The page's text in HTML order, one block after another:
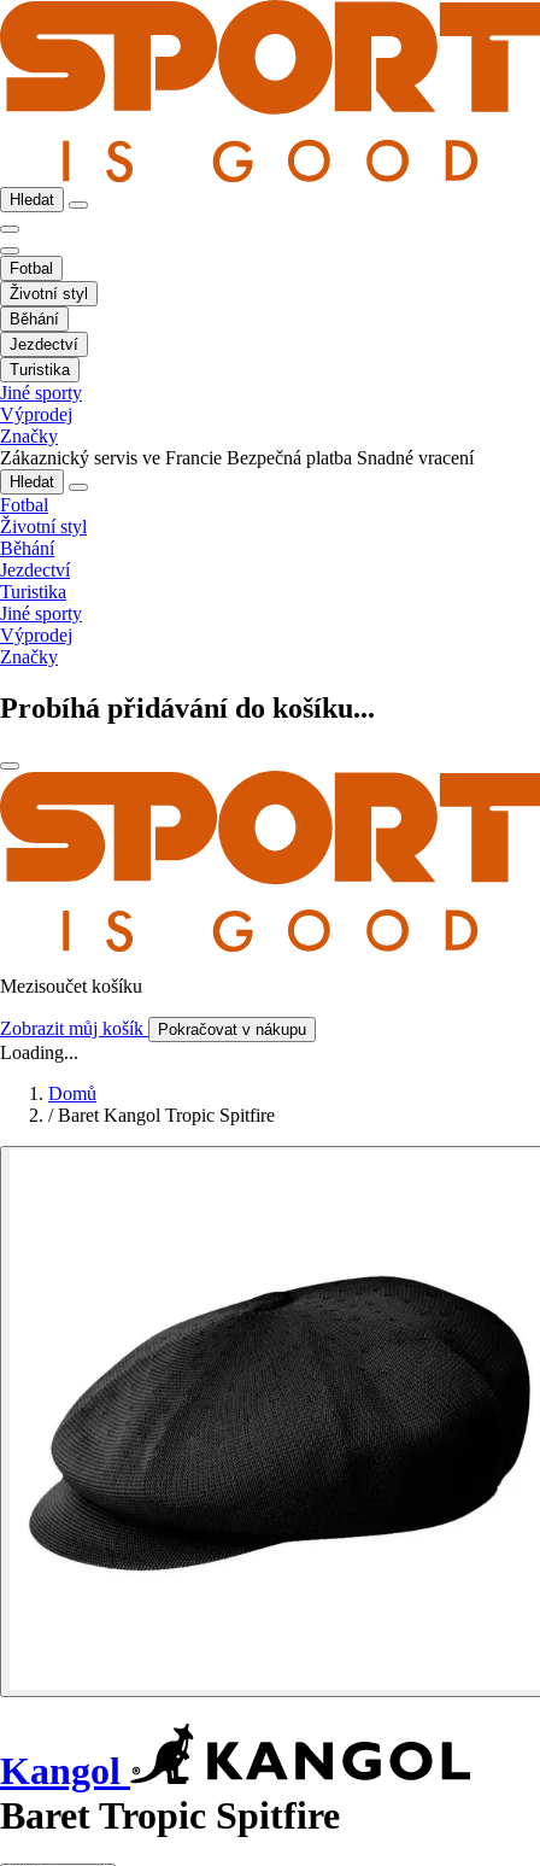
Hledat
Fotbal
Životní styl
Běhání
Jezdectví
Turistika
Jiné sporty
Výprodej
Značky
Zákaznický servis ve Francie Bezpečná platba Snadné vracení
Hledat
Fotbal
Životní styl
Běhání
Jezdectví
Turistika
Jiné sporty
Výprodej
Značky
Probíhá přidávání do košíku...
Mezisoučet košíku
Zobrazit můj košík Pokračovat v nákupu
Loading...
Domů
/ Baret Kangol Tropic Spitfire
Kangol
Baret Tropic Spitfire